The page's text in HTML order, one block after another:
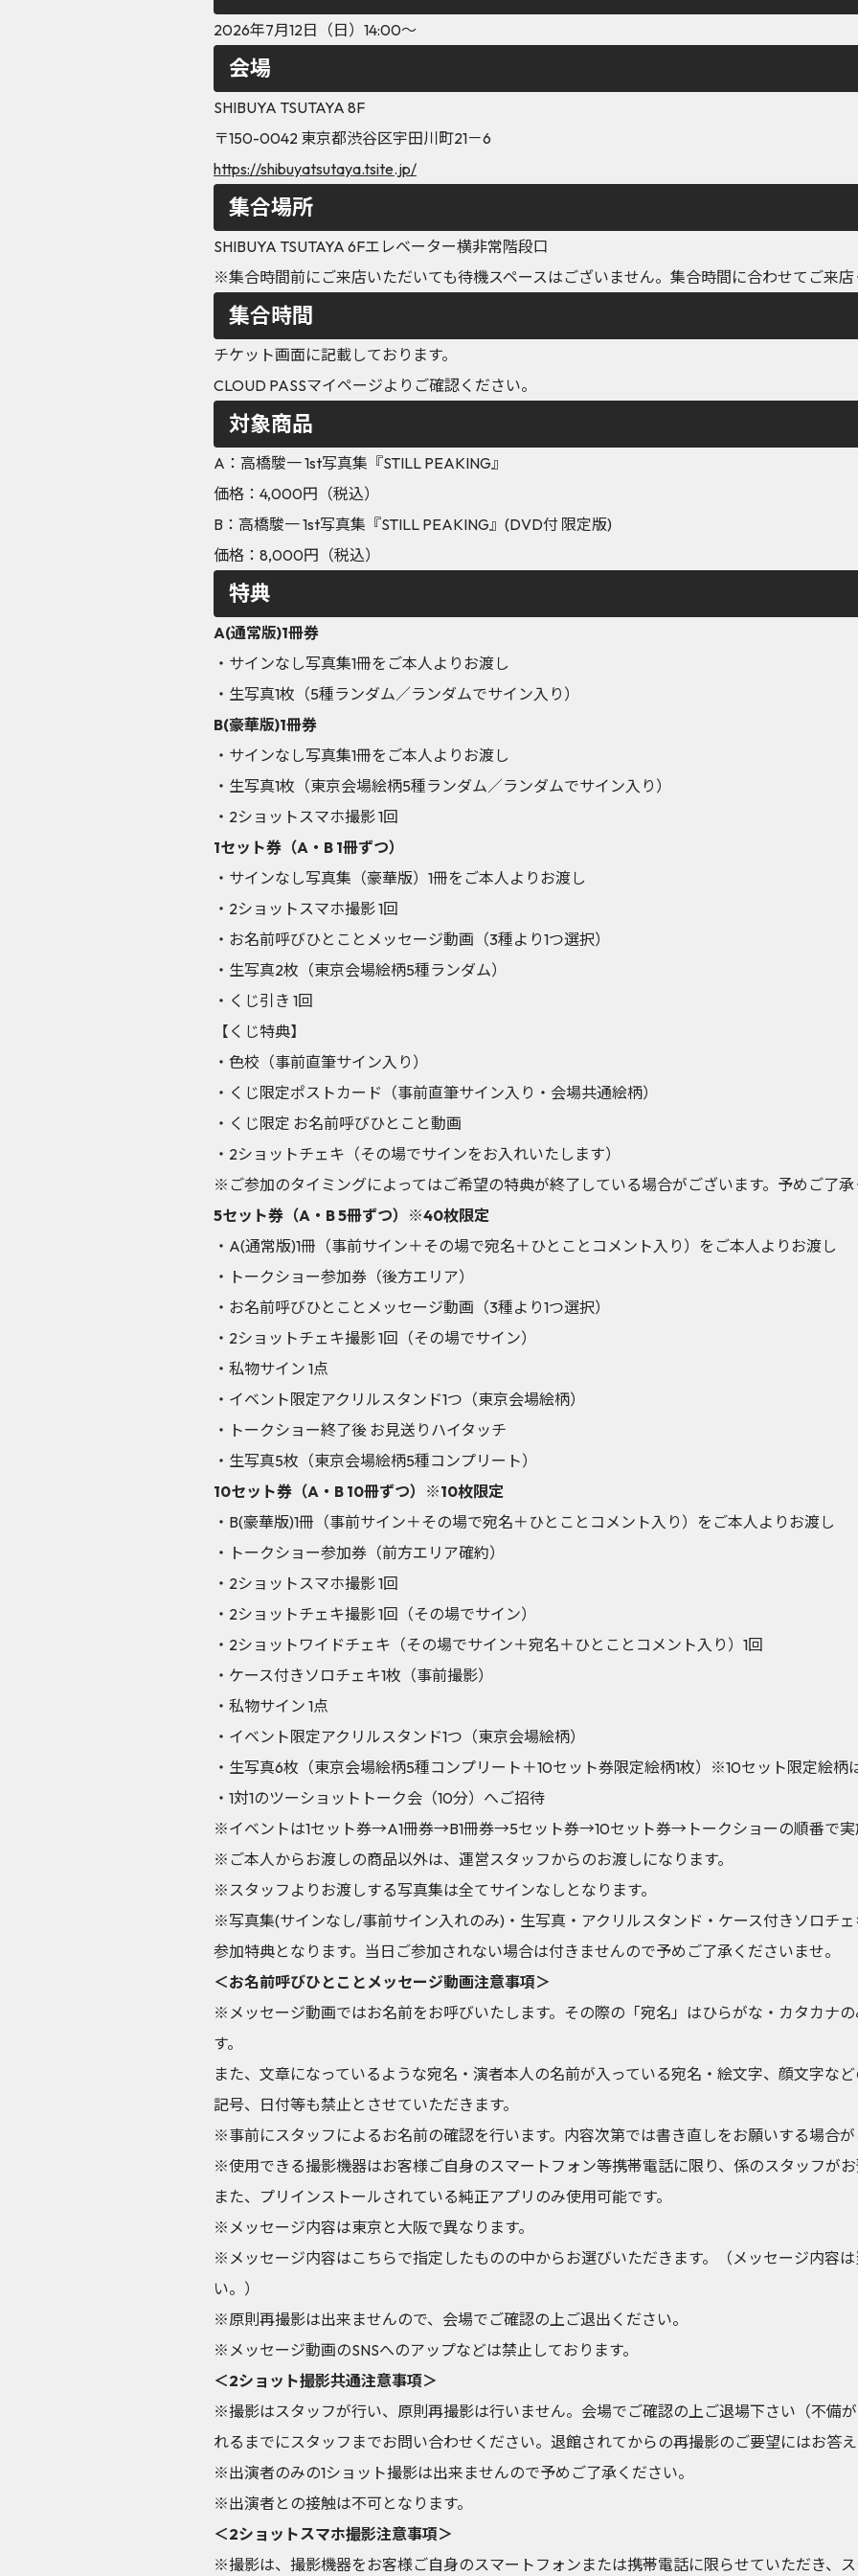
2026年7月12日（日）14:00～
会場
SHIBUYA TSUTAYA 8F
〒150-0042 東京都渋谷区宇田川町21－6
https://shibuyatsutaya.tsite.jp/
集合場所
SHIBUYA TSUTAYA 6Fエレベーター横非常階段口
※集合時間前にご来店いただいても待機スペースはございません。集合時間に合わせてご来店
集合時間
チケット画面に記載しております。
CLOUD PASSマイページよりご確認ください。
対象商品
A：高橋駿一 1st写真集『STILL PEAKING』
価格：4,000円（税込）
B：高橋駿一 1st写真集『STILL PEAKING』(DVD付 限定版)
価格：8,000円（税込）
特典
A(通常版)1冊券
・サインなし写真集1冊をご本人よりお渡し
・生写真1枚（5種ランダム／ランダムでサイン入り）
B(豪華版)1冊券
・サインなし写真集1冊をご本人よりお渡し
・生写真1枚（東京会場絵柄5種ランダム／ランダムでサイン入り）
・2ショットスマホ撮影 1回
1セット券（A・B 1冊ずつ）
・サインなし写真集（豪華版）1冊をご本人よりお渡し
・2ショットスマホ撮影 1回
・お名前呼びひとことメッセージ動画（3種より1つ選択）
・生写真2枚（東京会場絵柄5種ランダム）
・くじ引き 1回
【くじ特典】
・色校（事前直筆サイン入り）
・くじ限定ポストカード（事前直筆サイン入り・会場共通絵柄）
・くじ限定 お名前呼びひとこと動画
・2ショットチェキ（その場でサインをお入れいたします）
※ご参加のタイミングによってはご希望の特典が終了している場合がございます。予めご了承
5セット券（A・B 5冊ずつ）※40枚限定
・A(通常版)1冊（事前サイン＋その場で宛名＋ひとことコメント入り）をご本人よりお渡し
・トークショー参加券（後方エリア）
・お名前呼びひとことメッセージ動画（3種より1つ選択）
・2ショットチェキ撮影 1回（その場でサイン）
・私物サイン 1点
・イベント限定アクリルスタンド1つ（東京会場絵柄）
・トークショー終了後 お見送りハイタッチ
・生写真5枚（東京会場絵柄5種コンプリート）
10セット券（A・B 10冊ずつ）※10枚限定
・B(豪華版)1冊（事前サイン＋その場で宛名＋ひとことコメント入り）をご本人よりお渡し
・トークショー参加券（前方エリア確約）
・2ショットスマホ撮影 1回
・2ショットチェキ撮影 1回（その場でサイン）
・2ショットワイドチェキ（その場でサイン＋宛名＋ひとことコメント入り）1回
・ケース付きソロチェキ1枚（事前撮影）
・私物サイン 1点
・イベント限定アクリルスタンド1つ（東京会場絵柄）
・生写真6枚（東京会場絵柄5種コンプリート＋10セット券限定絵柄1枚）※10セット限定絵柄
・1対1のツーショットトーク会（10分）へご招待
※イベントは1セット券→A1冊券→B1冊券→5セット券→10セット券→トークショーの順番で実
※ご本人からお渡しの商品以外は、運営スタッフからのお渡しになります。
※スタッフよりお渡しする写真集は全てサインなしとなります。
※写真集(サインなし/事前サイン入れのみ)・生写真・アクリルスタンド・ケース付きソロチ
参加特典となります。当日ご参加されない場合は付きませんので予めご了承くださいませ。
＜お名前呼びひとことメッセージ動画注意事項＞
※メッセージ動画ではお名前をお呼びいたします。その際の「宛名」はひらがな・カタカナ
す。
また、文章になっているような宛名・演者本人の名前が入っている宛名・絵文字、顔文字な
記号、日付等も禁止とさせていただきます。
※事前にスタッフによるお名前の確認を行います。内容次第では書き直しをお願いする場合が
※使用できる撮影機器はお客様ご自身のスマートフォン等携帯電話に限り、係のスタッフがお
また、プリインストールされている純正アプリのみ使用可能です。
※メッセージ内容は東京と大阪で異なります。
※メッセージ内容はこちらで指定したものの中からお選びいただきます。（メッセージ内容
い。）
※原則再撮影は出来ませんので、会場でご確認の上ご退出ください。
※メッセージ動画のSNSへのアップなどは禁止しております。
＜2ショット撮影共通注意事項＞
※撮影はスタッフが行い、原則再撮影は行いません。会場でご確認の上ご退場下さい（不備
れるまでにスタッフまでお問い合わせください。退館されてからの再撮影のご要望にはお答え
※出演者のみの1ショット撮影は出来ませんので予めご了承ください。
※出演者との接触は不可となります。
＜2ショットスマホ撮影注意事項＞
※撮影は、撮影機器をお客様ご自身のスマートフォンまたは携帯電話に限らせていただき、